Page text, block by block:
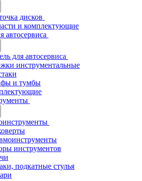
дисков
и комплектующие
автосервиса
для автосервиса
инструментальные
и тумбы
инструментов
подкатные стулья